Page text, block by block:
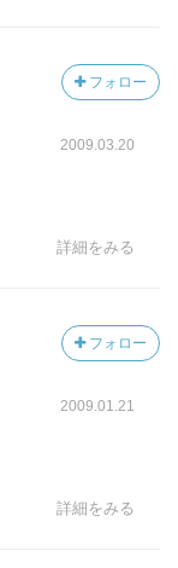
フォロー
2009.03.20
詳細をみる
フォロー
2009.01.21
詳細をみる